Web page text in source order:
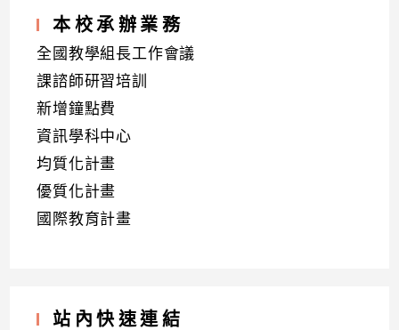
本校承辦業務
全國教學組長工作會議
課諮師研習培訓
新增鐘點費
資訊學科中心
均質化計畫
優質化計畫
國際教育計畫
站內快速連結